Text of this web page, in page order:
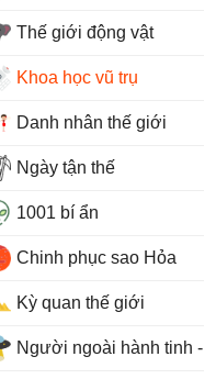
Thế giới động vật
Khoa học vũ trụ
Danh nhân thế giới
Ngày tận thế
1001 bí ẩn
Chinh phục sao Hỏa
Kỳ quan thế giới
Người ngoài hành tinh -